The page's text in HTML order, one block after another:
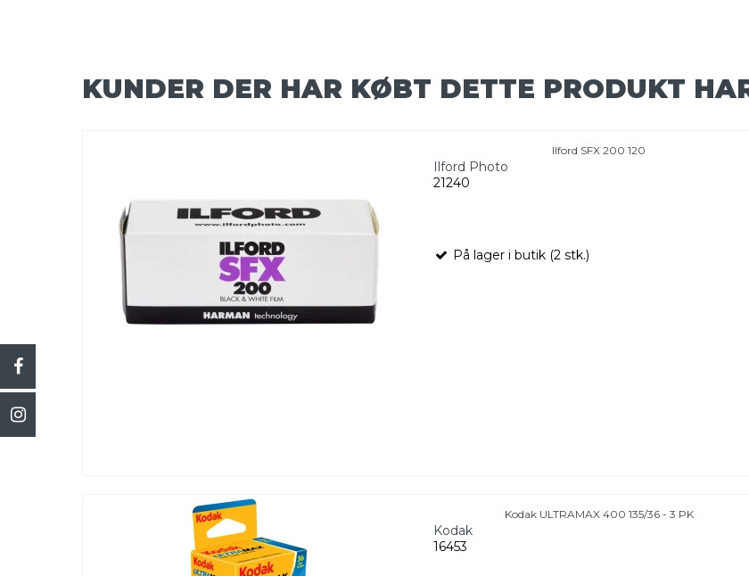
KUNDER DER HAR KØBT DETTE PRODUKT
Ilford SFX 200 120
Ilford Photo
21240
På lager i butik (2 stk.)
Kodak ULTRAMAX 400 135/36 - 3 PK
Kodak
16453